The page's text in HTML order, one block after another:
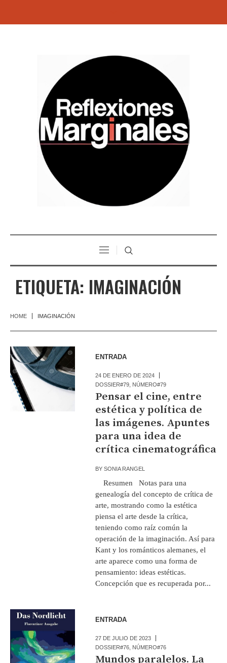
ETIQUETA: IMAGINACIÓN
HOME IMAGINACIÓN
ENTRADA
24 DE ENERO DE 2024
DOSSIER#79 NÚMERO#79
Pensar el cine, entre
estética y política de
las imágenes. Apuntes
para una idea de
crítica cinematográfica
BYSONIA RANGEL
Resumen Notas para una
genealogía del concepto de crítica de
arte, mostrando como la estética
piensa el arte desde la crítica,
teniendo como raíz común la
operación de la imaginación. Así para
Kant y los románticos alemanes, el
arte aparece como una forma de
pensamiento: ideas estéticas.
Concepción que es recuperada por...
ENTRADA
27 DE JULIO DE 2023
DOSSIER#76 NÚMERO#76
Mundos paralelos. La